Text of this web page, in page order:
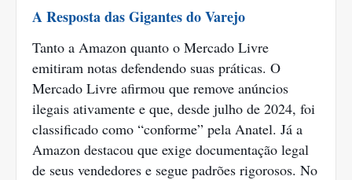
A Resposta das Gigantes do Varejo
Tanto a Amazon quanto o Mercado Livre
emitiram notas defendendo suas práticas. O
Mercado Livre afirmou que remove anúncios
ilegais ativamente e que, desde julho de 2024, foi
classificado como “conforme” pela Anatel. Já a
Amazon destacou que exige documentação legal
de seus vendedores e segue padrões rigorosos. No